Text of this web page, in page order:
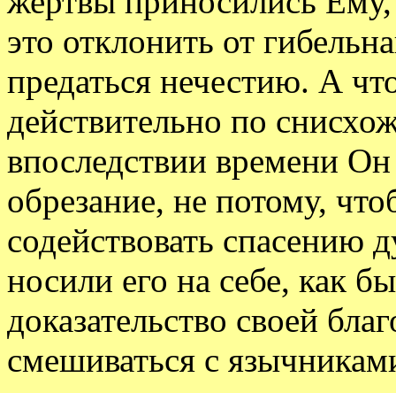
это отклонить от
предаться нечестию. А
действительно по
впоследствии времени
обрезание, не потому,
содействовать спасению
носили его на себе, как
доказательство своей
смешиваться с